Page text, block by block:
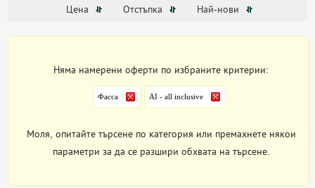
Цена Отстъпка Най-нови
Няма намерени оферти по избраните критерии:
Фасса AI - all inclusive
Моля, опитайте търсене по категория или премахнете някои
параметри за да се разшири обхвата на търсене.